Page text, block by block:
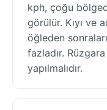
kph, çoğu
görülür. Kıyı ve
öğleden
fazladır.
yapılmalıdır.